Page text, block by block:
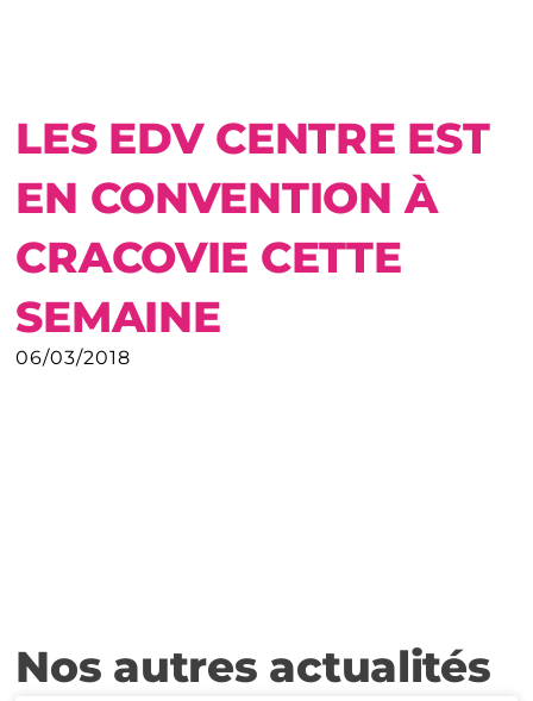
LES EDV CENTRE EST
EN CONVENTION À
CRACOVIE CETTE
SEMAINE
06/03/2018
Nos autres actualités